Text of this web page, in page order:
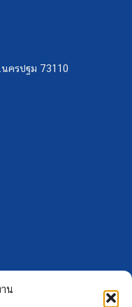
น
ครปฐม 73110